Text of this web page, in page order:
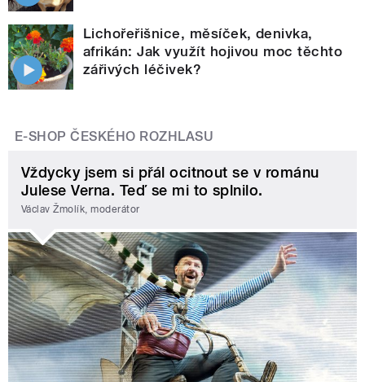
Lichořeřišnice, měsíček, denivka,
afrikán: Jak využít hojivou moc těchto
zářivých léčivek?
E-SHOP ČESKÉHO ROZHLASU
Vždycky jsem si přál ocitnout se v románu
Julese Verna. Teď se mi to splnilo.
Václav Žmolík, moderátor